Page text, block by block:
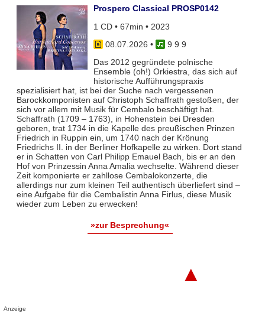
Prospero Classical PROSP0142
1 CD • 67min • 2023
08.07.2026 •
9 9 9
Das 2012 gegründete polnische
Ensemble (oh!) Orkiestra, das sich auf
historische Aufführungspraxis
spezialisiert hat, ist bei der Suche nach vergessenen
Barockkomponisten auf Christoph Schaffrath gestoßen, der
sich vor allem mit Musik für Cembalo beschäftigt hat.
Schaffrath (1709 – 1763), in Hohenstein bei Dresden
geboren, trat 1734 in die Kapelle des preußischen Prinzen
Friedrich in Ruppin ein, um 1740 nach der Krönung
Friedrichs II. in der Berliner Hofkapelle zu wirken. Dort stand
er in Schatten von Carl Philipp Emauel Bach, bis er an den
Hof von Prinzessin Anna Amalia wechselte. Während dieser
Zeit komponierte er zahllose Cembalokonzerte, die
allerdings nur zum kleinen Teil authentisch überliefert sind –
eine Aufgabe für die Cembalistin Anna Firlus, diese Musik
wieder zum Leben zu erwecken!
»zur Besprechung«
▲
Anzeige